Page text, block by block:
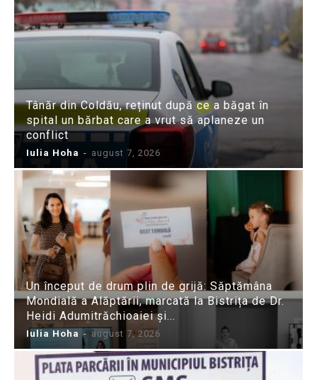
Tânăr din Coldău, reținut după ce a băgat în
spital un bărbat care a vrut să aplaneze un
conflict
Iulia Hoha - august 7, 2026
Un început de drum plin de grijă: Săptămâna
Mondială a Alăptării, marcată la Bistrița de Dr.
Heidi Adumitrăchioaiei și...
Iulia Hoha - august 7, 2026